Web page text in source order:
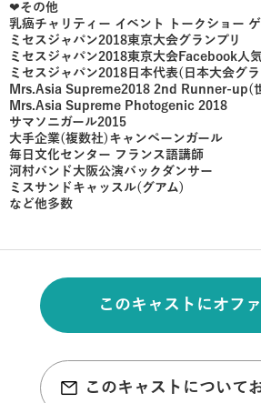
❤︎その他
乳癌チャリティー イベント トークショー
ミセスジャパン2018東京大会グランプリ
ミセスジャパン2018東京大会Facebook人
ミセスジャパン2018日本代表(日本大会グ
Mrs.Asia Supreme2018 2nd Runner-up(
Mrs.Asia Supreme Photogenic 2018
サマソニガール2015
大手企業(複数社)キャンペーンガール
毎日文化センター フランス語講師
河村バンド大阪公演バックダンサー
ミスサンドキャッスル(グアム)
など他多数
このキャストにオフ
このキャストについて